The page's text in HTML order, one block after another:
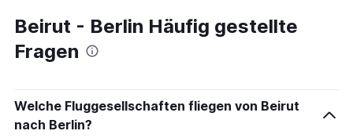
Beirut - Berlin Häufig gestellte
Fragen
Welche Fluggesellschaften fliegen von Beirut
nach Berlin?